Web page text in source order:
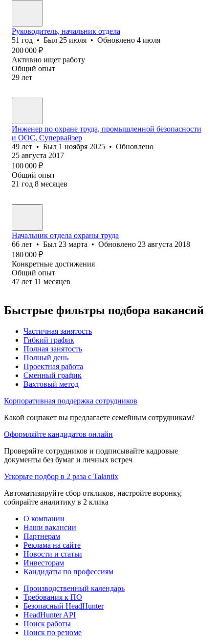
Руководитель, начальник отдела
51 год • Был 25 июля • Обновлено 4 июля
200 000 ₽
Активно ищет работу
Общий опыт
29 лет
Инженер по охране труда, промышленной безопасности
и ООС, Супервайзер
49 лет • Был 1 ноября 2025 • Обновлено
25 августа 2017
100 000 ₽
Общий опыт
21 год 8 месяцев
Начальник отдела охраны труда
66 лет • Был 23 марта • Обновлено 23 августа 2018
180 000 ₽
Конкретные достижения
Общий опыт
47 лет 11 месяцев
Быстрые фильтры подбора вакансий
Частичная занятость
Гибкий график
Полная занятость
Полный день
Проектная работа
Сменный график
Вахтовый метод
Корпоративная поддержка сотрудников
Какой соцпакет вы предлагаете семейным сотрудникам?
Оформляйте кандидатов онлайн
Проверяйте сотрудников и подписывайте кадровые
документы без бумаг и личных встреч
Ускорьте подбор в 2 раза с Talantix
Автоматизируйте сбор откликов, настройте воронку,
собирайте аналитику в 2 клика
О компании
Наши вакансии
Партнерам
Реклама на сайте
Новости и статьи
Инвесторам
Кандидаты по профессиям
Производственный календарь
Требования к ПО
Безопасный HeadHunter
HeadHunter API
Поиск работы
Поиск по резюме